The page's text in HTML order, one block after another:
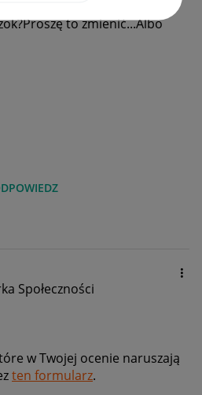
to tak komplikuje
to zmienić...Albo
Społeczności
w Twojej ocenie naruszają
ten formularz.